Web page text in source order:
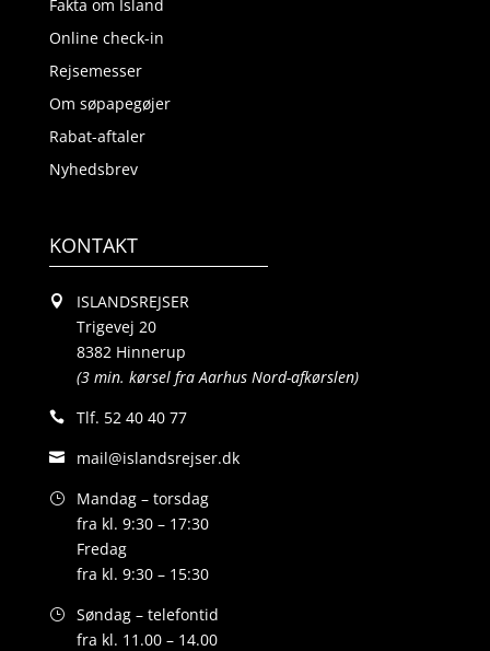
Fakta om Island
Online check-in
Rejsemesser
Om søpapegøjer
Rabat-aftaler
Nyhedsbrev
KONTAKT
ISLANDSREJSER
Trigevej 20
8382 Hinnerup
(3 min. kørsel fra Aarhus Nord-afkørslen)
Tlf. 52 40 40 77
mail@islandsrejser.dk
Mandag – torsdag
fra kl. 9:30 – 17:30
Fredag
fra kl. 9:30 – 15:30
Søndag – telefontid
fra kl. 11.00 – 14.00